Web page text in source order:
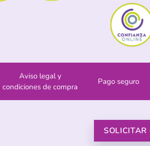
Aviso legal y
condiciones de compra
Pago seguro
SOLICITAR